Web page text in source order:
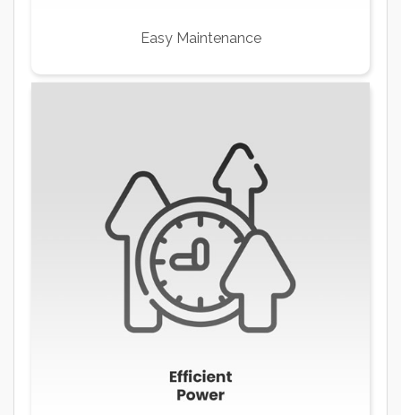
Easy Maintenance